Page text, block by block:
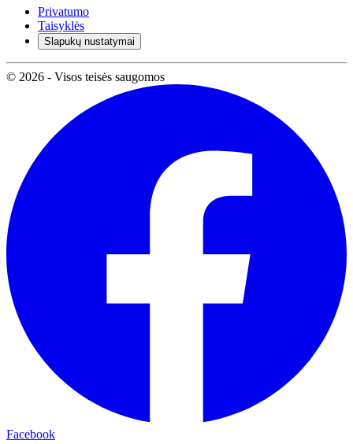
Privatumo
Taisyklės
Slapukų nustatymai
© 2026 - Visos teisės saugomos
Facebook